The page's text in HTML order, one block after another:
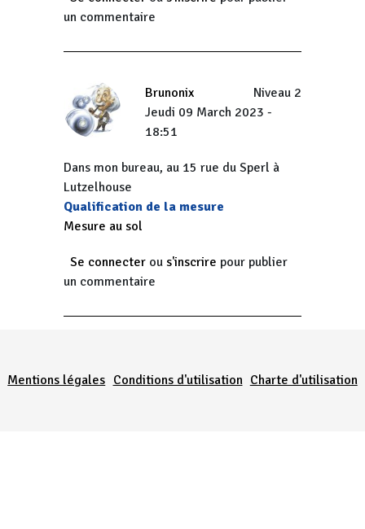
un commentaire
Brunonix
Niveau 2
Jeudi 09 March 2023 -
18:51
Dans mon bureau, au 15 rue du Sperl à
Lutzelhouse
Qualification de la mesure
Mesure au sol
Se connecter ou s'inscrire pour publier
un commentaire
Mentions légales Conditions d'utilisation Charte d'utilisation